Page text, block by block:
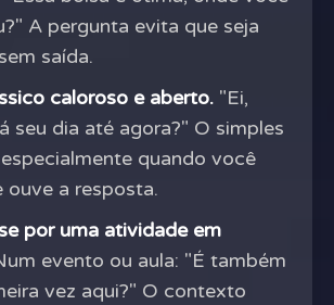
A pergunta evita que seja
saída.
caloroso e aberto. "Ei,
seu dia até agora?" O simples
quando você
ouve a resposta.
por uma atividade em
evento ou aula: "É também
vez aqui?" O contexto